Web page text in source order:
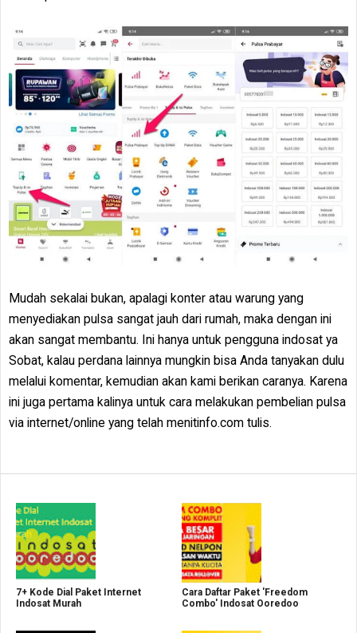
Mudah sekalai bukan, apalagi konter atau warung yang
menyediakan pulsa sangat jauh dari rumah, maka dengan ini
akan sangat membantu. Ini hanya untuk pengguna indosat ya
Sobat, kalau perdana lainnya mungkin bisa Anda tanyakan dulu
melalui komentar, kemudian akan kami berikan caranya. Karena
ini juga pertama kalinya untuk cara melakukan pembelian pulsa
via internet/online yang telah menitinfo.com tulis.
7+ Kode Dial Paket Internet
Indosat Murah
Cara Daftar Paket 'Freedom
Combo' Indosat Ooredoo